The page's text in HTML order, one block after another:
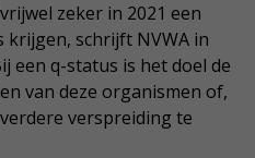
zeker in 2021 een
schrijft NVWA in
een q-status is het doel de
van deze organismen of,
verspreiding te